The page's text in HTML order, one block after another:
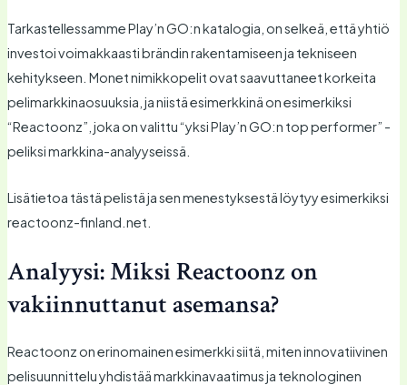
Tarkastellessamme Play’n GO:n katalogia, on selkeä, että yhtiö
investoi voimakkaasti brändin rakentamiseen ja tekniseen
kehitykseen. Monet nimikkopelit ovat saavuttaneet korkeita
pelimarkkinaosuuksia, ja niistä esimerkkinä on esimerkiksi
“Reactoonz”, joka on valittu“yksi Play’n GO:n top performer” -
peliksi markkina-analyyseissä.
Lisätietoa tästä pelistä ja sen menestyksestä löytyy esimerkiksi
reactoonz-finland.net.
Analyysi: Miksi Reactoonz on
vakiinnuttanut asemansa?
Reactoonz on erinomainen esimerkki siitä, miten innovatiivinen
pelisuunnittelu yhdistää markkinavaatimus ja teknologinen